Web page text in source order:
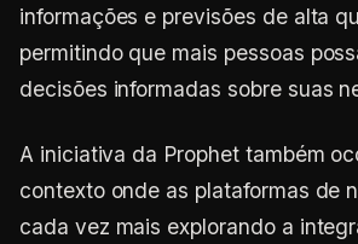
informações e previsões de alta
permitindo que mais pessoas
decisões informadas sobre suas
A iniciativa da Prophet também
contexto onde as plataformas de
cada vez mais explorando a